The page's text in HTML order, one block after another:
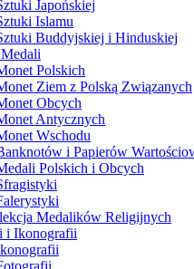
Japońskiej
Islamu
Buddyjskiej i Hinduskiej
Polskich
Ziem z Polską Związanych
Obcych
Antycznych
Wschodu
i Papierów
Polskich i Obcych
Medalików Religijnych
i Ikonografii